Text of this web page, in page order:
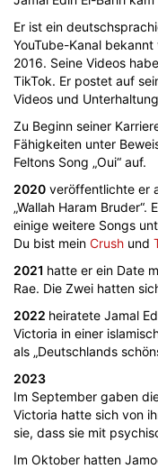
Er ist ein
YouTube-Kanal
2016. Seine Videos
TikTok. Er postet auf
Videos und
Zu Beginn seiner
Fähigkeiten unter
Feltons Song „Oui“ auf.
2020 veröffentlichte er
„Wallah Haram
einige weitere Songs
Du bist mein Crush und
2021 hatte er ein Date
Rae. Die Zwei hatten
2022 heiratete Jamal
Victoria in einer
als „Deutschlands
2023
Im September gaben
Victoria hatte sich von
sie, dass sie mit
Im Oktober hatten